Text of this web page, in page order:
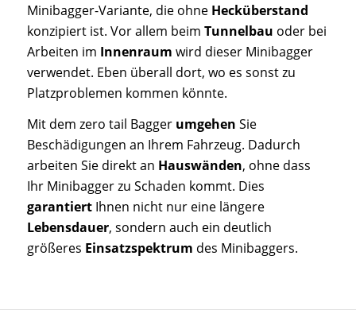
Minibagger-Variante, die ohneHecküberstand
konzipiert ist. Vor allem beim Tunnelbau oder bei
Arbeiten im Innenraum wird dieser Minibagger
verwendet. Eben überall dort, wo es sonst zu
Platzproblemen kommen könnte.
Mit dem zero tail Bagger umgehen Sie
Beschädigungen an Ihrem Fahrzeug. Dadurch
arbeiten Sie direkt an Hauswänden, ohne dass
Ihr Minibagger zu Schaden kommt. Dies
garantiertIhnen nicht nur eine längere
Lebensdauer, sondern auch ein deutlich
größeres Einsatzspektrum des Minibaggers.